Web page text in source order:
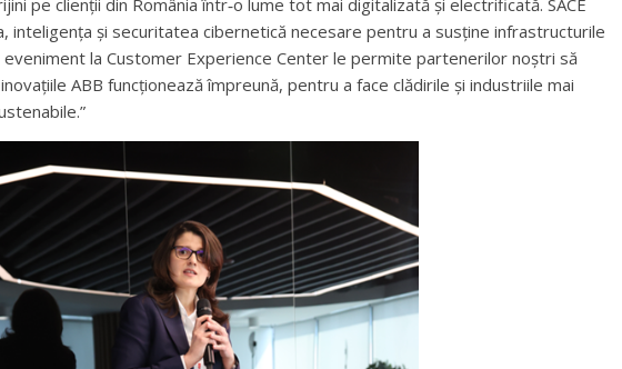
pe clienții din România într‑o lume tot mai digitalizată și electrificată. SACE
inteligența și securitatea cibernetică necesare pentru a susține infrastructurile
la Customer Experience Center le permite partenerilor noștri să
ABB funcționează împreună, pentru a face clădirile și industriile mai